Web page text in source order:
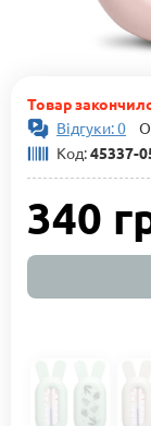
Товар
Відгуки: 0
Код:45337-
340